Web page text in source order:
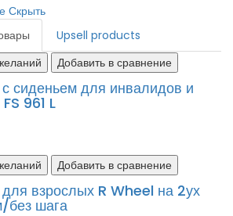
Скрыть
Upsell products
Добавить в сравнение
сиденьем для инвалидов и
961 L
Добавить в сравнение
взрослых R Wheel на 2ух
без шага